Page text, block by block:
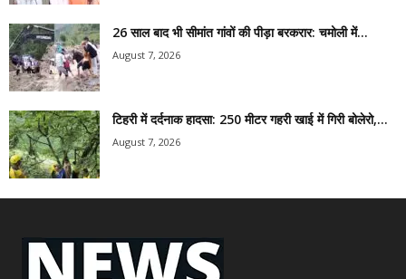
26 साल बाद भी सीमांत गांवों की पीड़ा बरकरार: चमोली में...
August 7, 2026
टिहरी में दर्दनाक हादसा: 250 मीटर गहरी खाई में गिरी बोलेरो,...
August 7, 2026